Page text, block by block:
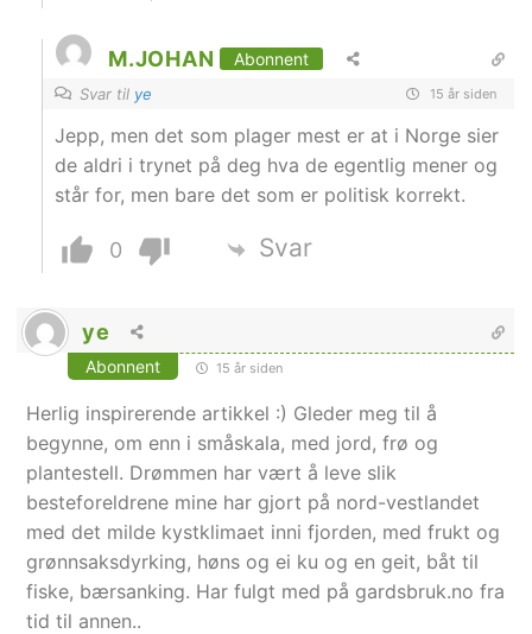
M.JOHAN Abonnent
Svar til ye 15 år siden
Jepp, men det som plager mest er at i Norge sier
de aldri i trynet på deg hva de egentlig mener og
står for, men bare det som er politisk korrekt.
0 Svar
ye
Abonnent 15 år siden
Herlig inspirerende artikkel :) Gleder meg til å
begynne, om enn i småskala, med jord, frø og
plantestell. Drømmen har vært å leve slik
besteforeldrene mine har gjort på nord-vestlandet
med det milde kystklimaet inni fjorden, med frukt og
grønnsaksdyrking, høns og ei ku og en geit, båt til
fiske, bærsanking. Har fulgt med på gardsbruk.no fra
tid til annen..